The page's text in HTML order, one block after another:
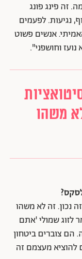
זה פינג פונג
נגיעות. לפעמים
אנשים פשוט
וחושפני".
משהו
נכון. זה לא משהו
לזוג שמולי 'אתם
הם צוברים ביטחון
להוציא מעצמם זה